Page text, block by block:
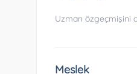
Uzman özgeçmişini
Meslek